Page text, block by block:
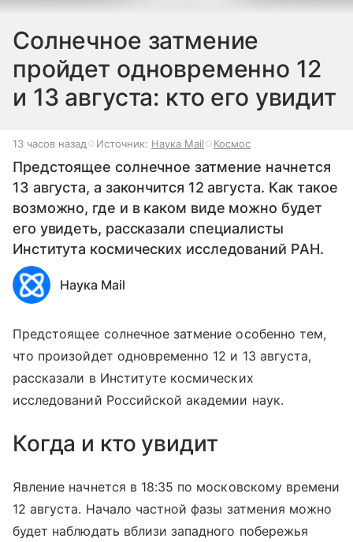
Солнечное затмение
пройдет одновременно 12
и 13 августа: кто его увидит
13 часов назад Источник: Наука Mail Космос
Предстоящее солнечное затмение начнется
13 августа, а закончится 12 августа. Как такое
возможно, где и в каком виде можно будет
его увидеть, рассказали специалисты
Института космических исследований РАН.
Наука Mail
Предстоящее солнечное затмение особенно тем,
что произойдет одновременно 12 и 13 августа,
рассказали в Институте космических
исследований Российской академии наук.
Когда и кто увидит
Явление начнется в 18:35 по московскому времени
12 августа. Начало частной фазы затмения можно
будет наблюдать вблизи западного побережья